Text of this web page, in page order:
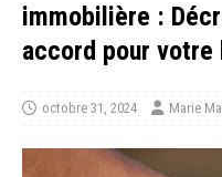
immobilière :
accord pour votre
octobre 31, 2024 Marie